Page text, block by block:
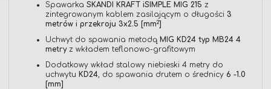
Spawarka SKANDI KRAFT iSIMPLE MIG 215 z
zintegrowanym kablem zasilającym o długości 3
metrów i przekroju 3x2.5 [mm2
Uchwyt do spawania metodą MIG KD24 typ MB24 4
metryz wkładem teflonowo-grafitowym
Dodatkowy wkład stalowy niebieski 4 metry do
uchwytu KD24, do spawania drutem o średnicy 6 -1.0
[mm]